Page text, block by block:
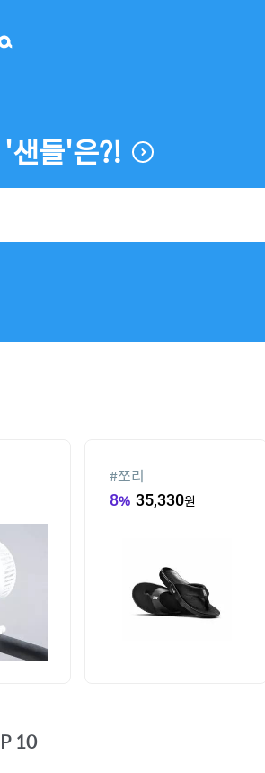
샌들'은?!
#쪼리
8% 35,330원
10